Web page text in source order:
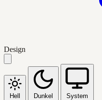
Design
Hell Dunkel System